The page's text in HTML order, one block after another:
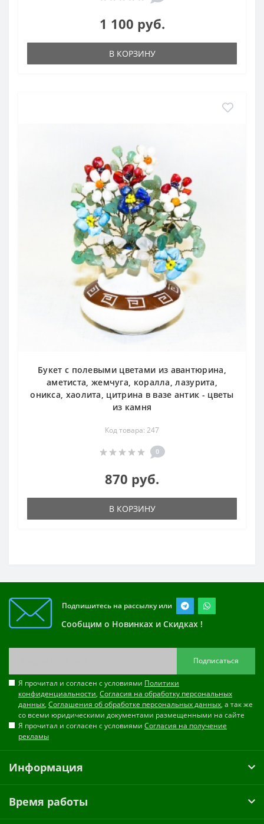
1 100 руб.
В КОРЗИНУ
Букет с полевыми цветами из авантюрина,
аметиста, жемчуга, коралла, лазурита,
оникса, хаолита, цитрина в вазе антик - цветы
из камня
Код товара: 247
0
870 руб.
В КОРЗИНУ
Подпишитесь на рассылку или
Сообщим о Новинках и Скидках !
Подписаться
Я прочитал и согласен с условиями Политики
конфиденциальности, Согласия на обработку персональных
данных, Соглашения об обработке персональных данных, а так же
со всеми юридическими документами размещенными на сайте
Я прочитал и согласен с условиями Согласия на получение
рекламы
Информация
Время работы